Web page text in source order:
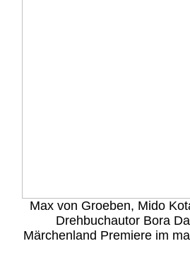
Max von Groeben, Mido
Drehbuchautor Bora
Märchenland Premiere im